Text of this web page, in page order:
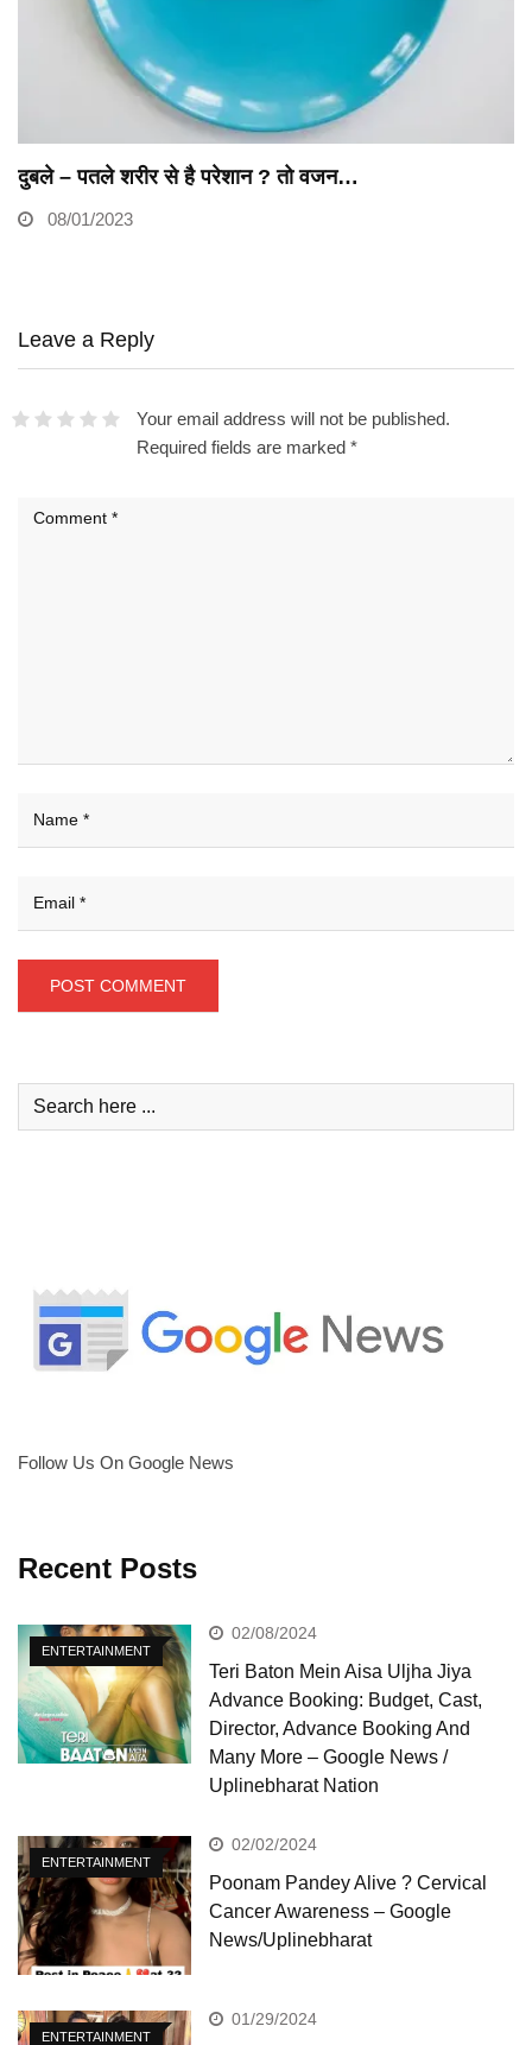
दुबले – पतले शरीर से है परेशान ? तो वजन…
08/01/2023
Leave a Reply
Your email address will not be published.
Required fields are marked *
Follow Us On Google News
Recent Posts
ENTERTAINMENT
02/08/2024
Teri Baton Mein Aisa Uljha Jiya
Advance Booking: Budget, Cast,
Director, Advance Booking And
Many More – Google News /
Uplinebharat Nation
ENTERTAINMENT
02/02/2024
Poonam Pandey Alive ? Cervical
Cancer Awareness – Google
News/Uplinebharat
ENTERTAINMENT
01/29/2024